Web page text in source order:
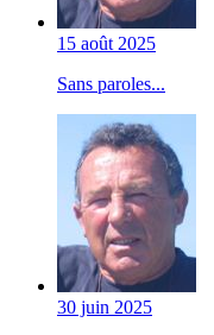
15 août 2025
Sans paroles...
30 juin 2025